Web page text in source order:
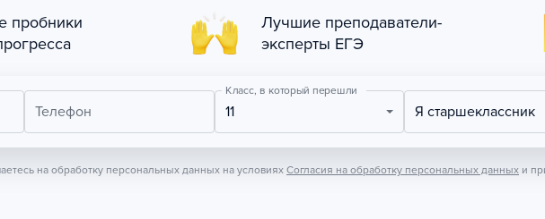
пробники
Лучшие преподаватели-
эксперты ЕГЭ
Телефон
Класс, в который перешли
11 Я старшеклассник
на обработку персональных данных на условиях Согласия на обработку персональных данных и